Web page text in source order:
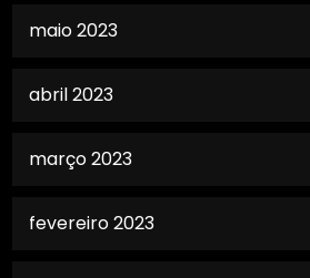
maio 2023
abril 2023
março 2023
fevereiro 2023